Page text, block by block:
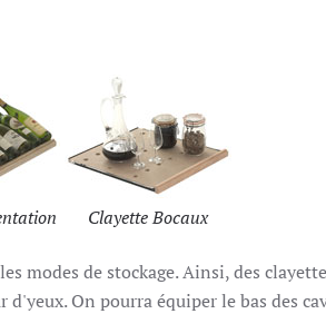
Clayette Bocaux
modes de stockage. Ainsi, des
On pourra équiper le bas des